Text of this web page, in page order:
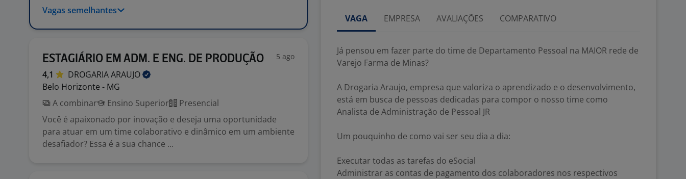
Vagas semelhantes
ESTAGIÁRIO EM ADM. E ENG. DE PRODUÇÃO 5 ago
4,1 DROGARIAARAUJO
Belo Horizonte - MG
A combinar
Ensino Superior
Presencial
Você é apaixonado por inovação e deseja uma oportunidade
para atuar em um time colaborativo e dinâmico em um ambiente
desafiador? Essa é a sua chance ...
VAGA EMPRESA AVALIAÇÕES COMPARATIVO
Já pensou em fazer parte do time de Departamento Pessoal na MAIOR rede de
Varejo Farma de Minas?
A Drogaria Araujo, empresa que valoriza o aprendizado e o desenvolvimento,
está em busca de pessoas dedicadas para compor o nosso time como
Analista de Administração de Pessoal JR
Um pouquinho de como vai ser seu dia a dia:
Executar todas as tarefas do eSocial
Administrar as contas de pagamento dos colaboradores nos respectivos